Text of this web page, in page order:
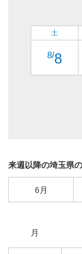
土
8/8
来週以降の埼玉県
6月
月